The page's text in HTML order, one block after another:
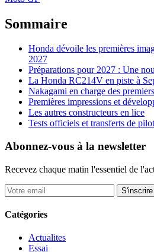
Sommaire
Honda dévoile les premières
2027
Préparations pour 2027 : Une
La Honda RC214V en piste à
Nakagami en charge des
Premières impressions et
Les autres constructeurs en lice
Tests officiels et transferts de
Abonnez-vous à la newsletter
Recevez chaque matin l'essentiel de
S'inscrire
Catégories
Actualites
Essai